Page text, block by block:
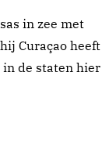
in zee met
Curaçao heeft
in de staten hier